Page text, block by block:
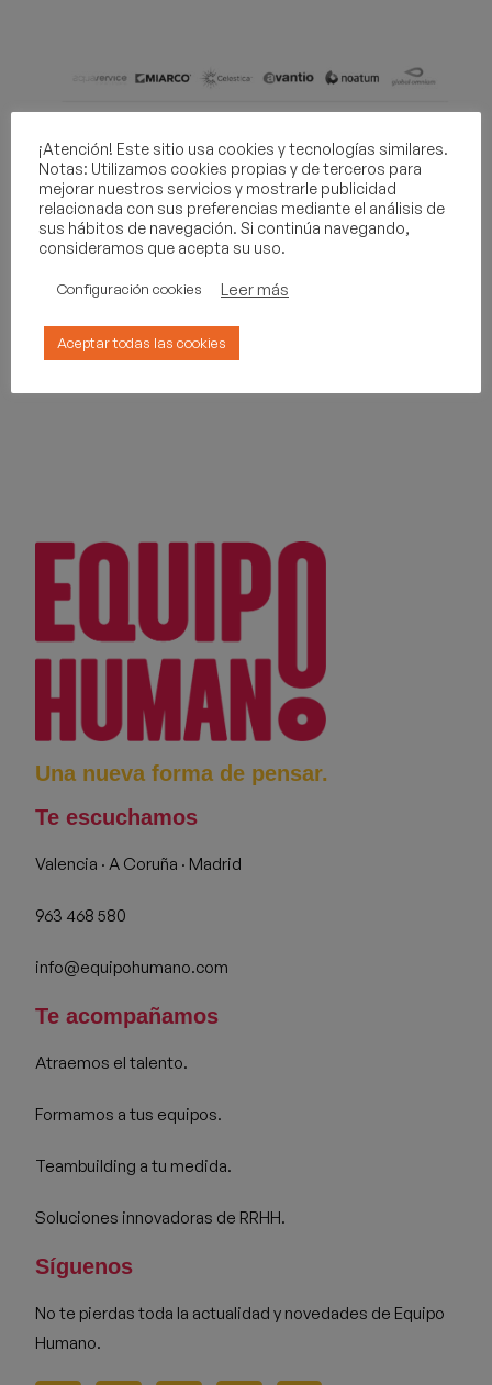
Una nueva forma de pensar.
Te escuchamos
Valencia · A Coruña · Madrid
963 468 580
info@equipohumano.com
Te acompañamos
Atraemos el talento.
Formamos a tus equipos.
Teambuilding a tu medida.
Soluciones innovadoras de RRHH.
Síguenos
No te pierdas toda la actualidad y novedades de Equipo
Humano.
¡Atención! Este sitio usa cookies y tecnologías similares.
Notas: Utilizamos cookies propias y de terceros para
mejorar nuestros servicios y mostrarle publicidad
relacionada con sus preferencias mediante el análisis de
sus hábitos de navegación. Si continúa navegando,
consideramos que acepta su uso.
Configuración cookies Leer más
Aceptar todas las cookies